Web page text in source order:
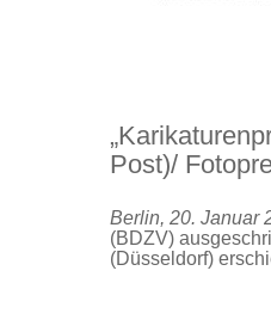
Post)/
Berlin, 20. Januar
(BDZV)
(Düsseldorf)